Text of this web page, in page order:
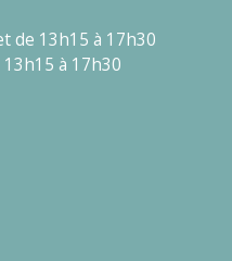
de 13h15 à 17h30
à 17h30